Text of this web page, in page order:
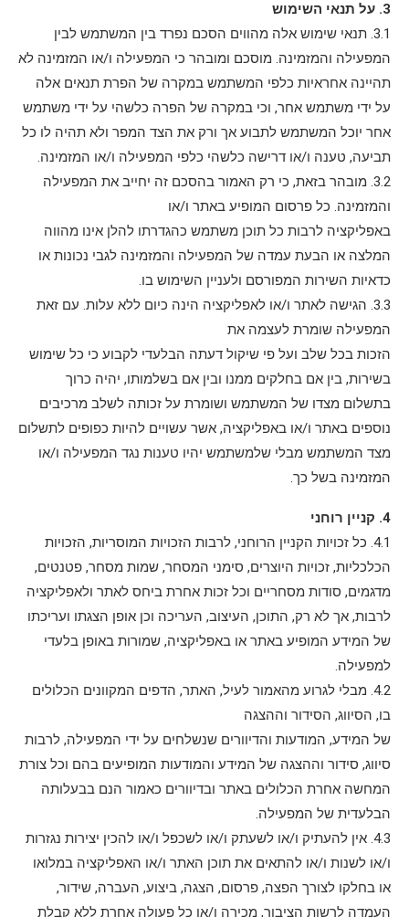
3. על תנאי השימוש
3.1. תנאי שימוש אלה מהווים הסכם נפרד בין המשתמש לבין
המפעילה והמזמינה. מוסכם ומובהר כי המפעילה ו/או המזמינה לא
תהיינה אחראיות כלפי המשתמש במקרה של הפרת תנאים אלה
על ידי משתמש אחר, וכי במקרה של הפרה כלשהי על ידי משתמש
אחר יוכל המשתמש לתבוע אך ורק את הצד המפר ולא תהיה לו כל
תביעה, טענה ו/או דרישה כלשהי כלפי המפעילה ו/או המזמינה.
3.2. מובהר בזאת, כי רק האמור בהסכם זה יחייב את המפעילה
והמזמינה. כל פרסום המופיע באתר ו/או
באפליקציה לרבות כל תוכן משתמש כהגדרתו להלן אינו מהווה
המלצה או הבעת עמדה של המפעילה והמזמינה לגבי נכונות או
כדאיות השירות המפורסם ולעניין השימוש בו.
3.3. הגישה לאתר ו/או לאפליקציה הינה כיום ללא עלות. עם זאת
המפעילה שומרת לעצמה את
הזכות בכל שלב ועל פי שיקול דעתה הבלעדי לקבוע כי כל שימוש
בשירות, בין אם בחלקים ממנו ובין אם בשלמותו, יהיה כרוך
בתשלום מצדו של המשתמש ושומרת על זכותה לשלב מרכיבים
נוספים באתר ו/או באפליקציה, אשר עשויים להיות כפופים לתשלום
מצד המשתמש מבלי שלמשתמש יהיו טענות נגד המפעילה ו/או
המזמינה בשל כך.
4. קניין רוחני
4.1. כל זכויות הקניין הרוחני, לרבות הזכויות המוסריות, הזכויות
הכלכליות, זכויות היוצרים, סימני המסחר, שמות מסחר, פטנטים,
מדגמים, סודות מסחריים וכל זכות אחרת ביחס לאתר ולאפליקציה
לרבות, אך לא רק, התוכן, העיצוב, העריכה וכן אופן הצגתו ועריכתו
של המידע המופיע באתר או באפליקציה, שמורות באופן בלעדי
למפעילה.
4.2. מבלי לגרוע מהאמור לעיל, האתר, הדפים המקוונים הכלולים
בו, הסיווג, הסידור וההצגה
של המידע, המודעות והדיוורים שנשלחים על ידי המפעילה, לרבות
סיווג, סידור וההצגה של המידע והמודעות המופיעים בהם וכל צורת
המחשה אחרת הכלולים באתר ובדיוורים כאמור הנם בבעלותה
הבלעדית של המפעילה.
4.3. אין להעתיק ו/או לשעתק ו/או לשכפל ו/או להכין יצירות נגזרות
ו/או לשנות ו/או להתאים את תוכן האתר ו/או האפליקציה במלואו
או בחלקו לצורך הפצה, פרסום, הצגה, ביצוע, העברה, שידור,
העמדה לרשות הציבור, מכירה ו/או כל פעולה אחרת ללא קבלת